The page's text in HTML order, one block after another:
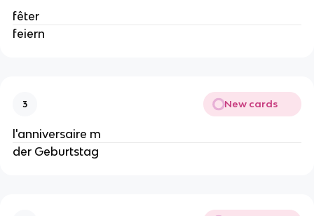
fêter
feiern
3 New cards
l'anniversaire m
der Geburtstag